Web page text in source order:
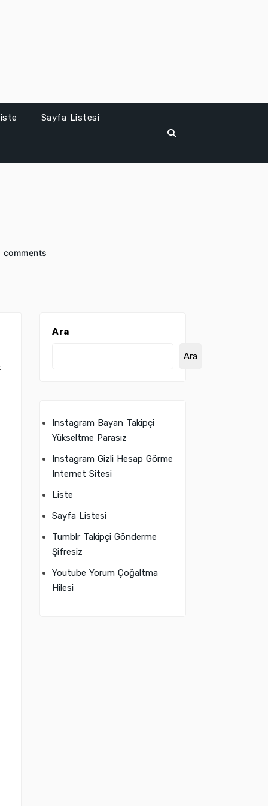
Sayfa Listesi
comments
Ara
Ara
Instagram Bayan Takipçi
Yükseltme Parasız
Instagram Gizli Hesap Görme
Internet Sitesi
Liste
Sayfa Listesi
Tumblr Takipçi Gönderme
Şifresiz
Youtube Yorum Çoğaltma
Hilesi